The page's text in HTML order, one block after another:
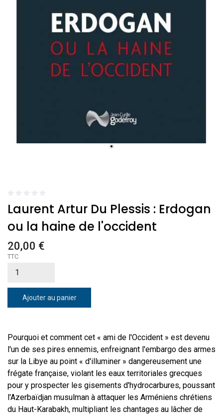
Laurent Artur Du Plessis : Erdogan
ou la haine de l'occident
20,00 €
TTC
Ajouter au panier
Pourquoi et comment cet « ami de l'Occident » est devenu
l'un de ses pires ennemis, enfreignant l'embargo des armes
sur la Libye au point « d'illuminer » dangereusement une
frégate française, violant les eaux territoriales grecques
pour y prospecter les gisements d'hydrocarbures, poussant
l'Azerbaïdjan musulman à attaquer les Arméniens chrétiens
du Haut-Karabakh, multipliant les chantages au lâcher de